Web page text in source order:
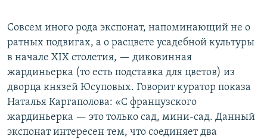
Совсем иного рода экспонат, напоминающий не о
ратных подвигах, а о расцвете усадебной культуры
в начале XIX столетия, — диковинная
жардиньерка (то есть подставка для цветов) из
дворца князей Юсуповых. Говорит куратор показа
Наталья Каргаполова: «С французского
жардиньерка — это только сад, мини-сад. Данный
экспонат интересен тем, что соединяет два